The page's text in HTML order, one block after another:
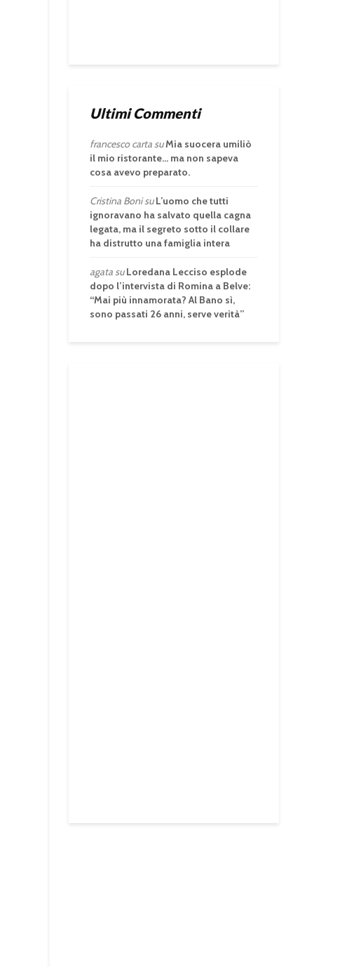
Ultimi Commenti
francesco cartasuMia suocera umiliò
il mio ristorante… ma non sapeva
cosa avevo preparato.
Cristina BonisuL’uomo che tutti
ignoravano ha salvato quella cagna
legata, ma il segreto sotto il collare
ha distrutto una famiglia intera
agatasuLoredana Lecciso esplode
dopo l’intervista di Romina a Belve:
“Mai più innamorata? Al Bano sì,
sono passati 26 anni, serve verità”